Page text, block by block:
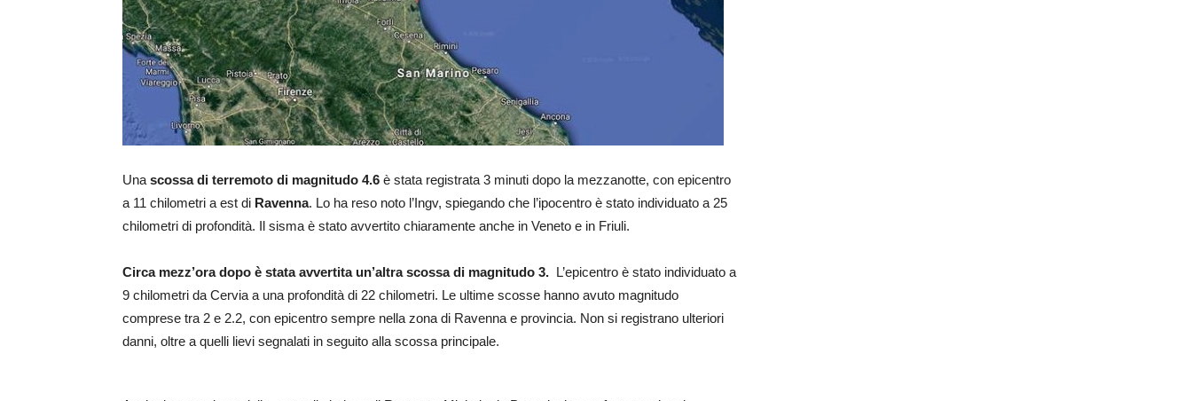
Una scossa di terremoto di magnitudo 4.6 è stata registrata 3 minuti dopo la mezzanotte, con epicentro
a 11 chilometri a est di Ravenna. Lo ha reso noto l’Ingv, spiegando che l’ipocentro è stato individuato a 25
chilometri di profondità. Il sisma è stato avvertito chiaramente anche in Veneto e in Friuli.
Circa mezz’ora dopo è stata avvertita un’altra scossa di magnitudo 3. L’epicentro è stato individuato a
9 chilometri da Cervia a una profondità di 22 chilometri. Le ultime scosse hanno avuto magnitudo
comprese tra 2 e 2.2, con epicentro sempre nella zona di Ravenna e provincia. Non si registrano ulteriori
danni, oltre a quelli lievi segnalati in seguito alla scossa principale.